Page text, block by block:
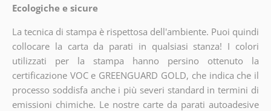
Ecologiche e sicure
La tecnica di stampa è rispettosa dell'ambiente. Puoi quindi
collocare la carta da parati in qualsiasi stanza! I colori
utilizzati per la stampa hanno persino ottenuto la
certificazione VOC e GREENGUARD GOLD, che indica che il
processo soddisfa anche i più severi standard in termini di
emissioni chimiche. Le nostre carte da parati autoadesive